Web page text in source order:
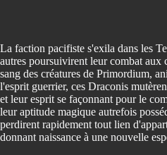
La faction pacifiste s'exila dans les
autres poursuivirent leur combat aux
sang des créatures de Primordium,
l'esprit guerrier, ces Draconis
et leur esprit se façonnant pour le
leur aptitude magique autrefois
perdirent rapidement tout lien
donnant naissance à une nouvelle